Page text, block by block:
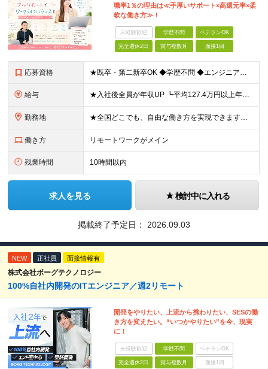
職率1％の理由は≪手厚いサポート×高還元率×柔
軟な働き方≫！
未経験歓迎 学歴不問 ベテランOK
完全週休2日 賞与複数月 面接1回
応募資格 ★既卒・第二新卒OK ◆学歴不問 ◆エンジニアとして実務経験をお持ちの方（1年以上） ★意欲重視の採用です！ 「経歴に自信がない」という方も、"今後挑戦したいこと""スキルアップしたいこと"について
給与 ★入社後全員が年収UP ┗平均127.4万円以上年収UP！ ┗最大390万円UPの実績もあり 月給35万円～100万円＋決算賞与＋各種手当 【 給与イメージ 】 ■経験1年以上…月給35万円～＋決
勤務地 ★全国どこでも、自由な働き方を実現できます！ 全国のプロジェクト先やフルリモート環境での勤務も可能です。 ＼自由度の高い働き方、叶えます／ □フルリモートで働きたい □ハイブリットに働きたい □家庭
働き方 リモートワークがメイン
残業時間 10時間以内
求人を見る 検討中に入れる
掲載終了予定日： 2026.09.03
NEW 正社員 面接情報有
株式会社ボーグテクノロジー
100%自社内開発のITエンジニア／週2リモート
開発をやりたい、上流から携わりたい、SESの働
き方を変えたい。“いつかやりたい”を今、現実
に！
未経験歓迎 学歴不問 ベテランOK
完全週休2日 賞与複数月 面接1回